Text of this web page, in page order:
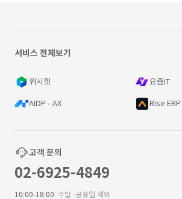
서비스 전체보기
위시켓 요즘IT
AIDP - AX Rise ERP
고객 문의
02-6925-4849
10:00-18:00 주말·공휴일 제외